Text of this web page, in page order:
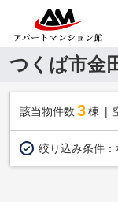
つくば市金
該当物件数 3棟
絞り込み条件：